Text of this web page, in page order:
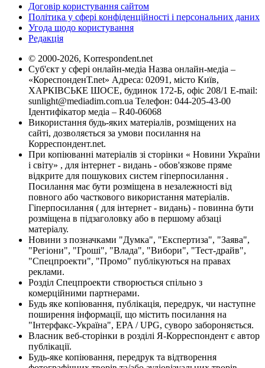
Договір користування сайтом
Політика у сфері конфіденційності і персональних даних
Угода щодо користування
Редакція
© 2000-2026, Korrespondent.net
Суб'єкт у сфері онлайн-медіа Назва онлайн-медіа –
«КореспонденТ.net» Адреса: 02091, місто Київ,
ХАРКІВСЬКЕ ШОСЕ, будинок 172-Б, офіс 208/1 E-mail:
sunlight@mediadim.com.ua Телефон: 044-205-43-00
Ідентифікатор медіа – R40-06068
Використання будь-яких матеріалів, розміщених на
сайті, дозволяється за умови посилання на
Корреспондент.net.
При копіюванні матеріалів зі сторінки « Новини України
і світу» , для інтернет - видань - обов'язкове пряме
відкрите для пошукових систем гіперпосилання .
Посилання має бути розміщена в незалежності від
повного або часткового використання матеріалів.
Гіперпосилання ( для інтернет - видань) - повинна бути
розміщена в підзаголовку або в першому абзаці
матеріалу.
Новини з позначками "Думка", "Експертиза", "Заява",
"Регіони", "Гроші", "Влада", "Вибори", "Тест-драйв",
"Спецпроекти", "Промо" публікуються на правах
реклами.
Розділ Спецпроекти створюється спільно з
комерційними партнерами.
Будь яке копіювання, публікація, передрук, чи наступне
поширення інформації, що містить посилання на
"Інтерфакс-Україна", EPA / UPG, суворо забороняється.
Власник веб-сторінки в розділі Я-Корреспондент є автор
публікації.
Будь-яке копіювання, передрук та відтворення